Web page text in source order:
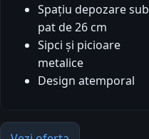
Spațiu depozare sub
pat de 26 cm
Sipci și picioare
metalice
Design atemporal